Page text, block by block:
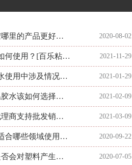
里的产品更好？
心挑选
2020-08-02
何使用？[百乐粘
步到位
2021-11-29
使用中涉及情况有
]
2021-01-29
水该如何选择合
胶]
2021-02-09
商支持批发销售
胶]
2021-03-09
合哪些领域使用？
胶]
2020-09-22
会对塑料产生腐 2020-07-05